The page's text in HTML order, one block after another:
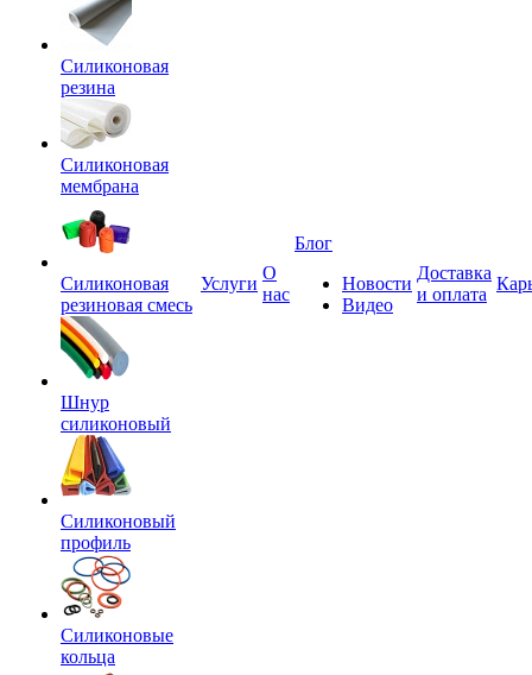
Силиконовая
резина
Силиконовая
мембрана
Силиконовая
резиновая смесь
Шнур
силиконовый
Силиконовый
профиль
Силиконовые
кольца
Услуги
О
нас
Блог
Новости
Видео
Доставка
и оплата